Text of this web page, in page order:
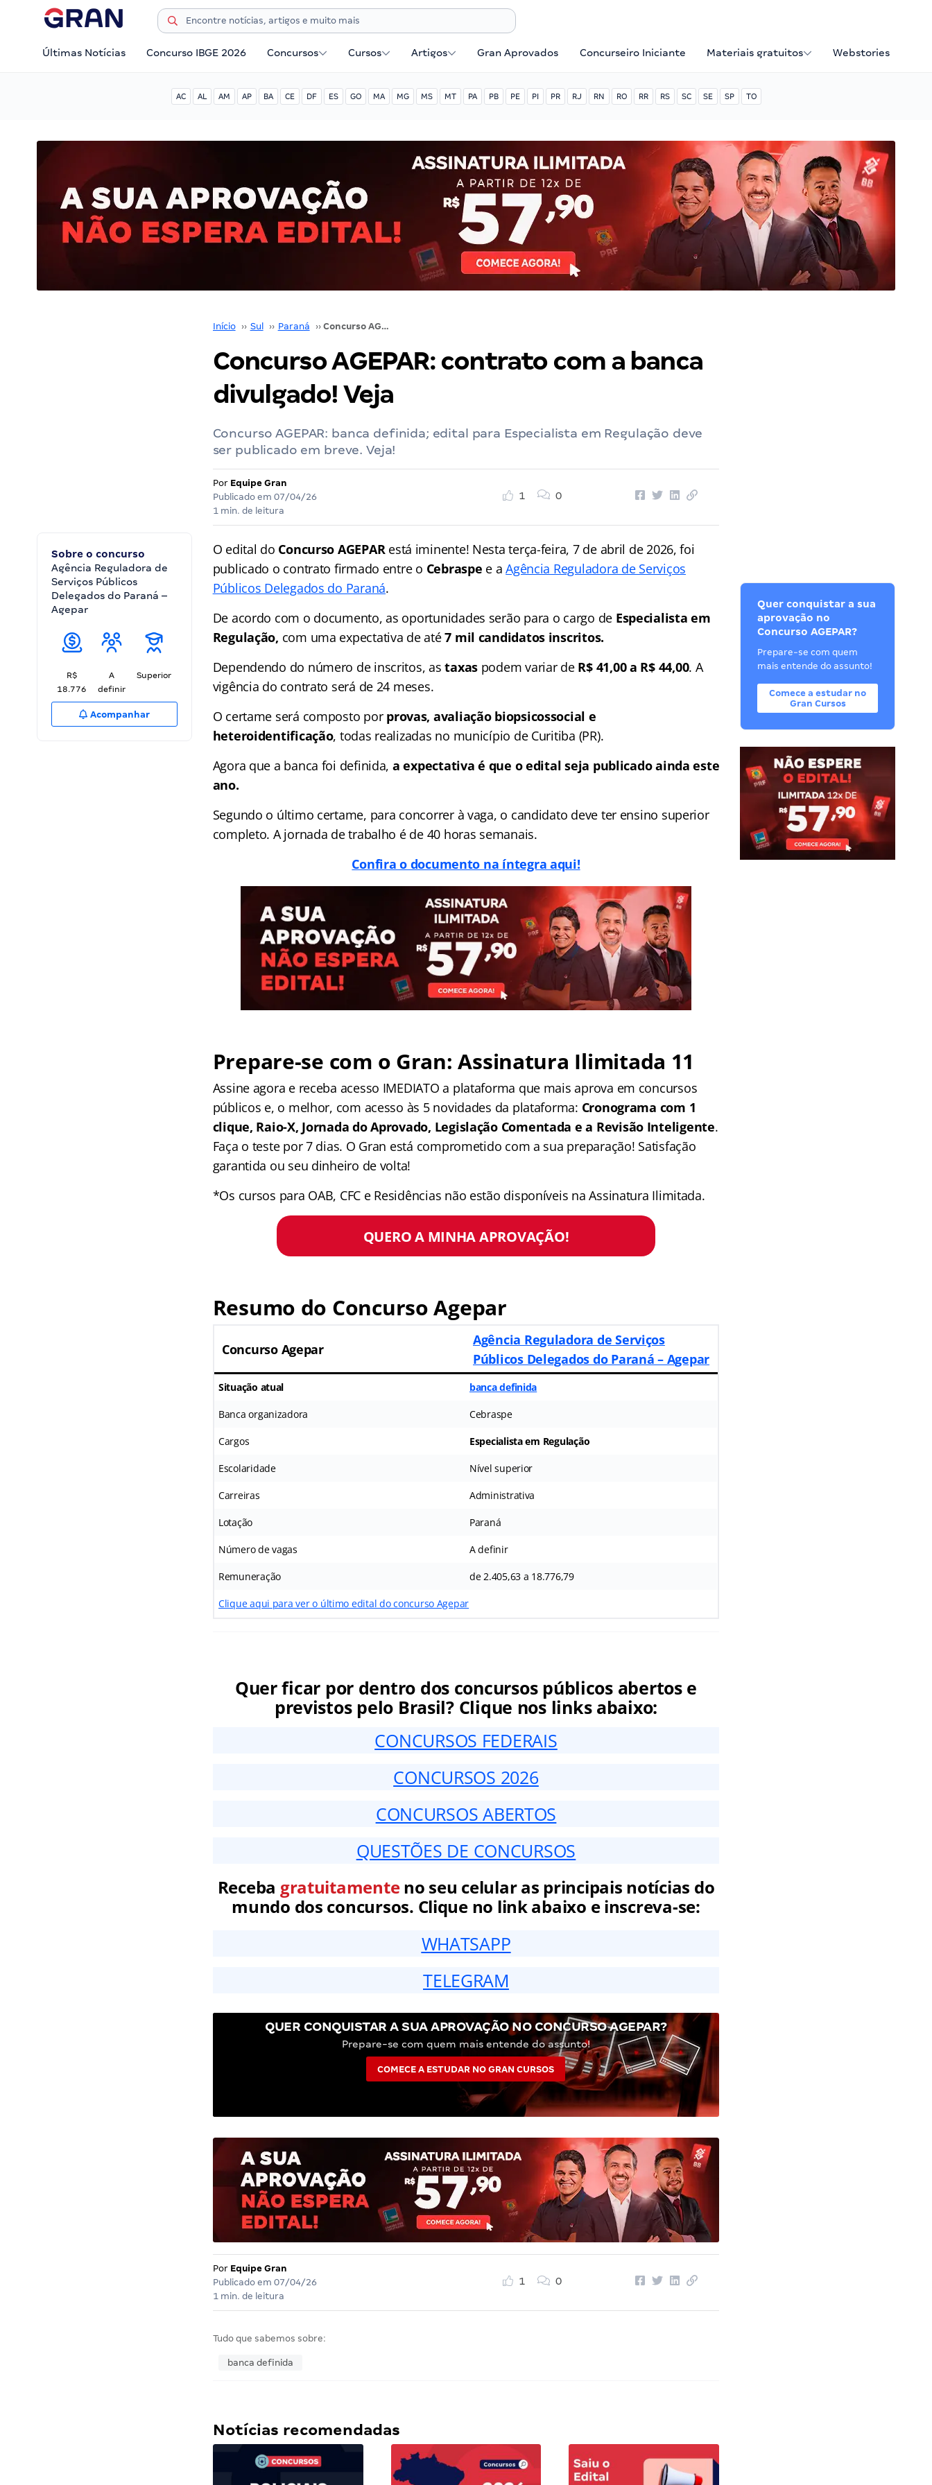
Últimas Notícias Concurso IBGE 2026 Concursos Cursos Artigos Gran Aprovados Concurseiro Iniciante Materiais gratuitos Webstories
AC AL AM AP BA CE DF ES GO MA MG MS MT PA PB PE PI PR RJ RN RO RR RS SC SE SP TO
Início ›› Sul ›› Paraná ›› Concurso AGEPAR: contrato com a banca divulgado! Veja
Concurso AGEPAR: contrato com a banca
divulgado! Veja
Concurso AGEPAR: banca definida; edital para Especialista em Regulação deve
ser publicado em breve. Veja!
Por Equipe Gran
Publicado em 07/04/26
1 min. de leitura
1 0
Sobre o concurso
Agência Reguladora de
Serviços Públicos
Delegados do Paraná –
Agepar
R$
18.776
A
definir
Superior
Acompanhar
O edital do Concurso AGEPAR está iminente! Nesta terça-feira, 7 de abril de 2026, foi
publicado o contrato firmado entre o Cebraspe e aAgência Reguladora de Serviços
Públicos Delegados do Paraná.
De acordo com o documento, as oportunidades serão para o cargo de Especialista em
Regulação, com uma expectativa de até7 mil candidatos inscritos.
Dependendo do número de inscritos, astaxas podem variar de R$ 41,00 a R$ 44,00. A
vigência do contrato será de 24 meses.
O certame será composto por provas, avaliação biopsicossocial e
heteroidentificação, todas realizadas no município de Curitiba (PR).
Agora que a banca foi definida, a expectativa é que o edital seja publicado ainda este
ano.
Segundo o último certame, para concorrer à vaga, o candidato deve ter ensino superior
completo. A jornada de trabalho é de 40 horas semanais.
Confira o documento na íntegra aqui!
Prepare-se com o Gran: Assinatura Ilimitada 11
Assine agora e receba acesso IMEDIATO a plataforma que mais aprova em concursos
públicos e, o melhor, com acesso às 5 novidades da plataforma: Cronograma com 1
clique, Raio-X, Jornada do Aprovado, Legislação Comentada e a Revisão Inteligente.
Faça o teste por 7 dias. O Gran está comprometido com a sua preparação! Satisfação
garantida ou seu dinheiro de volta!
*Os cursos para OAB, CFC e Residências não estão disponíveis na Assinatura Ilimitada.
QUERO A MINHA APROVAÇÃO!
Resumo do Concurso Agepar
Concurso Agepar
Agência Reguladora de Serviços
Públicos Delegados do Paraná – Agepar
Situação atual banca definida
Banca organizadora Cebraspe
Cargos Especialista em Regulação
Escolaridade Nível superior
Carreiras Administrativa
Lotação Paraná
Número de vagas A definir
Remuneração de 2.405,63 a 18.776,79
Clique aqui para ver o último edital do concurso Agepar
Quer ficar por dentro dos concursos públicos abertos e
previstos pelo Brasil? Clique nos links abaixo:
CONCURSOS FEDERAIS
CONCURSOS 2026
CONCURSOS ABERTOS
QUESTÕES DE CONCURSOS
Receba gratuitamenteno seu celular as principais notícias do
mundo dos concursos. Clique no link abaixo e inscreva-se:
WHATSAPP
TELEGRAM
QUER CONQUISTAR A SUA APROVAÇÃO NO CONCURSO AGEPAR?
Prepare-se com quem mais entende do assunto!
COMECE A ESTUDAR NO GRAN CURSOS
Por Equipe Gran
Publicado em 07/04/26
1 min. de leitura
1 0
Tudo que sabemos sobre:
banca definida
Notícias recomendadas
Quer conquistar a sua
aprovação no
Concurso AGEPAR?
Prepare-se com quem
mais entende do assunto!
Comece a estudar no
Gran Cursos